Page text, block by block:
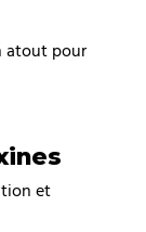
atout pour
et